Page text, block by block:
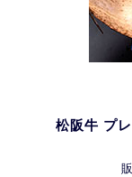
松阪牛 プ